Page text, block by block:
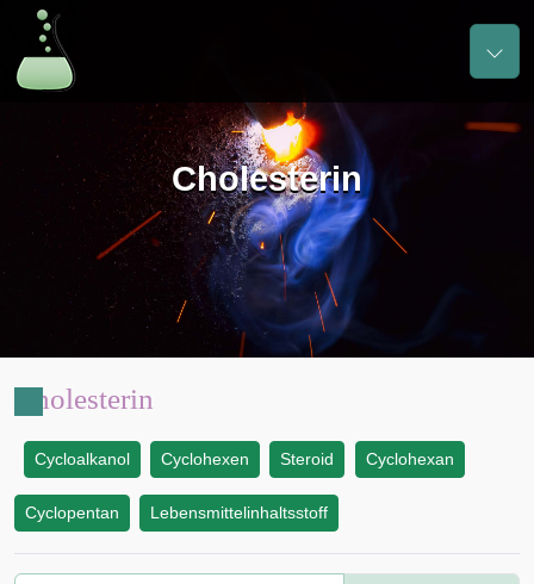
Cholesterin
Cholesterin
Cycloalkanol Cyclohexen Steroid Cyclohexan
Cyclopentan Lebensmittelinhaltsstoff